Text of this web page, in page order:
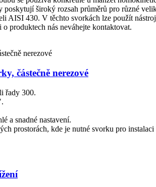
poskytují široký rozsah průměrů pro různé
AISI 430. V těchto svorkách lze použít
produktech nás neváhejte kontaktovat.
částečně nerezové
řady 300.
a snadné nastavení.
prostorách, kde je nutné svorku pro